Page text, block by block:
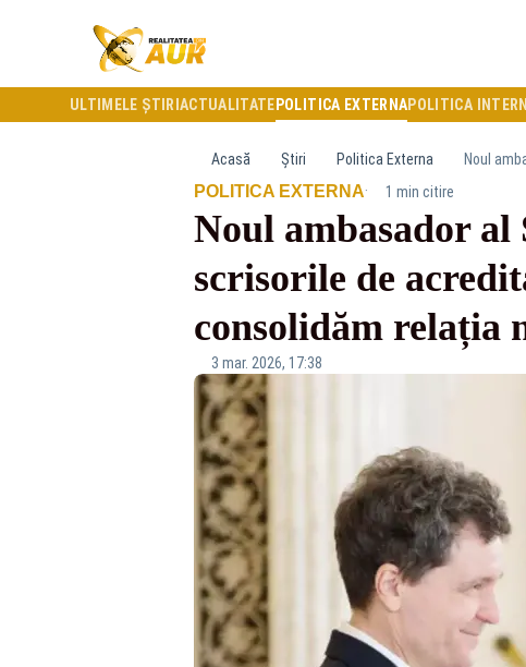
ULTIMELE ȘTIRI ACTUALITATE POLITICA EXTERNAPOLITICA
Acasă Știri Politica Externa
POLITICA EXTERNA· 1 min citire
Noul ambasador
scrisorile de
consolidăm relația
3 mar. 2026, 17:38